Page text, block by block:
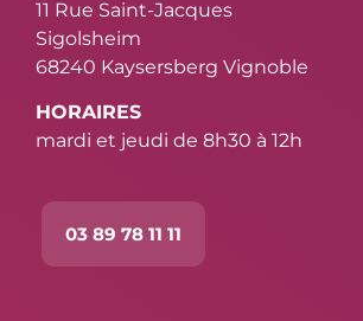
11 Rue Saint-Jacques
Sigolsheim
68240 Kaysersberg Vignoble
HORAIRES
mardi et jeudi de 8h30 à 12h
03 89 78 11 11